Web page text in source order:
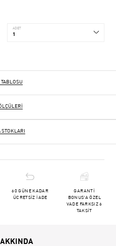
ADET
STOKLARI
60 GÜNE KADAR
ÜCRETSİZ İADE
GARANTİ
BONUS'A ÖZEL
VADE FARKSIZ 6
TAKSİT